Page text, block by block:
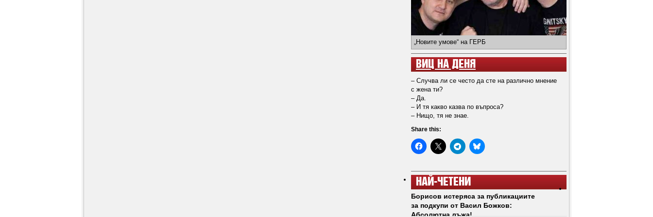
„Новите умове“ на ГЕРБ
ВИЦ НА ДЕНЯ
– Случва ли се често да сте на различно мнение
с жена ти?
– Да.
– И тя какво казва по въпроса?
– Нищо, тя не знае.
Share this:
НАЙ-ЧЕТЕНИ
Борисов истеряса за публикациите
за подкупи от Васил Божков:
Абсолютна лъжа!